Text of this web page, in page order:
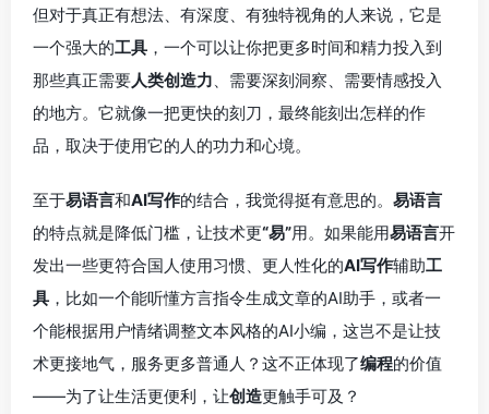
但对于真正有想法、有深度、有独特视角的人来说，它是
一个强大的工具 ，一个可以让你把更多时间和精力投入到
那些真正需要人类创造力 、需要深刻洞察、需要情感投入
的地方。它就像一把更快的刻刀，最终能刻出怎样的作
品，取决于使用它的人的功力和心境。
至于易语言和AI写作的结合，我觉得挺有意思的。 易语言
的特点就是降低门槛，让技术更“易”用。如果能用易语言开
发出一些更符合国人使用习惯、更人性化的AI写作辅助工
具 ，比如一个能听懂方言指令生成文章的AI助手，或者一
个能根据用户情绪调整文本风格的AI小编，这岂不是让技
术更接地气，服务更多普通人？这不正体现了编程的价值
——为了让生活更便利，让创造更触手可及？